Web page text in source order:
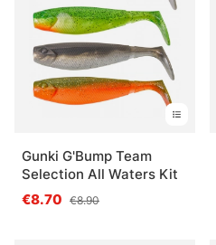
Gunki G'Bump Team
Selection All Waters Kit
€8.70 €8.90